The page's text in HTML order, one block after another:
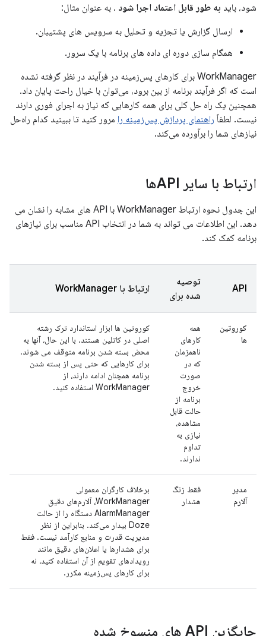
شود، باید به طور قابل اعتماد اجرا شود . به عنوان مثال:
ارسال گزارش یا تجزیه و تحلیل به سرویس های پشتیبان.
همگام سازی دوره ای داده های برنامه با یک سرور.
WorkManager برای کارهای پس‌زمینه در فرآیند در نظر گرفته نشده
است که اگر فرآیند برنامه از بین برود، می‌توان با خیال راحت پایان داد.
همچنین یک راه حل کلی برای همه کارهایی که نیاز به اجرای فوری دارند
نیست. لطفاً راهنمای پردازش پس‌زمینه را مرور کنید تا ببینید کدام راه‌حل
نیازهای شما را برآورده می‌کند.
ارتباط با سایر APIها
این جدول نحوه ارتباط WorkManager با API های مشابه را نشان می
دهد. این اطلاعات می تواند به شما در انتخاب API مناسب برای نیازهای
برنامه کمک کند.
API
توصیه
شده برای
ارتباط با WorkManager
کوروتین
ها
همه
کارهای
ناهمزمان
که در
صورت
خروج
برنامه از
حالت قابل
مشاهده،
نیازی به
تداوم
ندارند.
کوروتین ها ابزار استاندارد ترک رشته
اصلی در کاتلین هستند. با این حال، آنها به
محض بسته شدن برنامه متوقف می شوند.
برای کارهایی که حتی پس از بسته شدن
برنامه همچنان ادامه دارند، از
WorkManager استفاده کنید.
مدیر
آلارم
فقط زنگ
هشدار
برخلاف کارگران معمولی
WorkManager، آلارم‌های دقیق
AlarmManager دستگاه را از حالت
Doze بیدار می‌کند. بنابراین از نظر
مدیریت قدرت و منابع کارآمد نیست. فقط
برای هشدارها یا اعلان‌های دقیق مانند
رویدادهای تقویم از آن استفاده کنید، نه
برای کارهای پس‌زمینه مکرر.
جایگزین API های منسوخ شده